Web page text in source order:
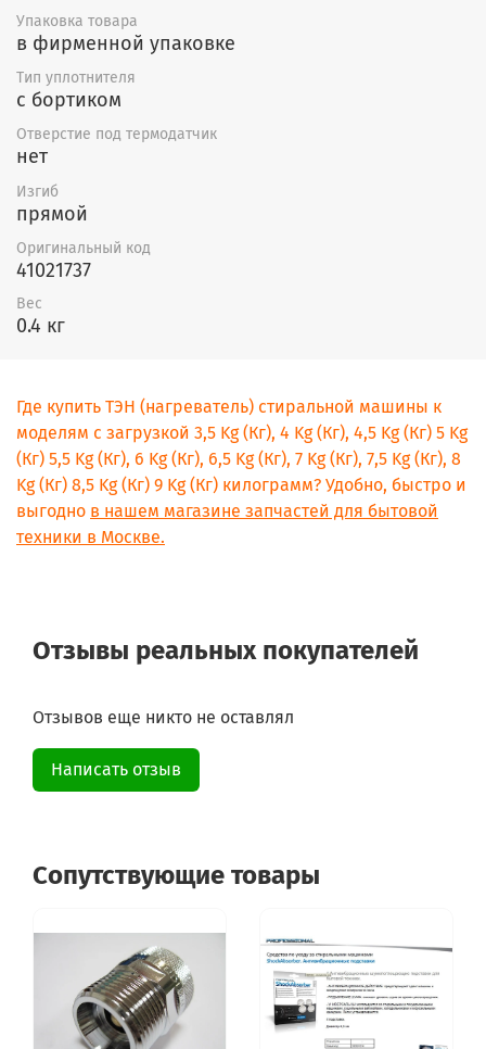
Упаковка товара
в фирменной упаковке
Тип уплотнителя
с бортиком
Отверстие под термодатчик
нет
Изгиб
прямой
Оригинальный код
41021737
Вес
0.4 кг
Где купить ТЭН (нагреватель) стиральной машины к
моделям с загрузкой 3,5 Kg (Кг), 4 Kg (Кг), 4,5 Kg (Кг) 5 Kg
(Кг) 5,5 Kg (Кг), 6 Kg (Кг), 6,5 Kg (Кг), 7 Kg (Кг), 7,5 Kg (Кг), 8
Kg (Кг) 8,5 Kg (Кг) 9 Kg (Кг) килограмм? Удобно, быстро и
выгодно в нашем магазине запчастей для бытовой
техники в Москве.
Отзывы реальных покупателей
Отзывов еще никто не оставлял
Написать отзыв
Сопутствующие товары